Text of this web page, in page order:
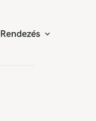
Rendezés